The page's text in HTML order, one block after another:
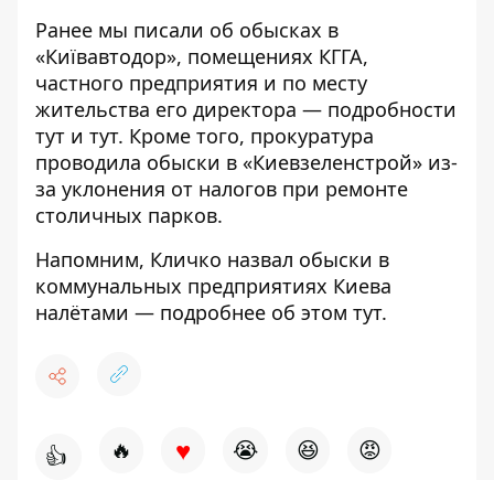
Ранее мы писали об обысках в
«Київавтодор», помещениях КГГА,
частного предприятия и по месту
жительства его директора — подробности
тут и тут. Кроме того, прокуратура
проводила обыски в «Киевзеленстрой» из-
за уклонения от налогов при ремонте
столичных парков.
Напомним, Кличко назвал обыски в
коммунальных предприятиях Киева
налётами — подробнее об этом тут.
👍 🔥 ♥ 😭 😆 😡